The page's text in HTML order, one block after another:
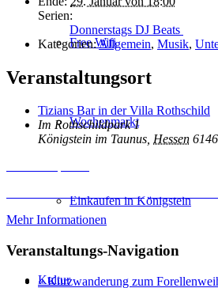
Free Wifi
Wochenmarkt
Einkaufen in Königstein
Kultur
Serien:
Donnerstags DJ Beats
Kategorien:Allgemein, Musik,
Veranstaltungsort
Tizians Bar in der Villa Rothschild
Im Rothschildpark 1
Königstein im Taunus, Hessen
Erforderlichen Service akzeptieren und
Mehr Informationen
Veranstaltungs-Navigation
«Kurzwanderung zum